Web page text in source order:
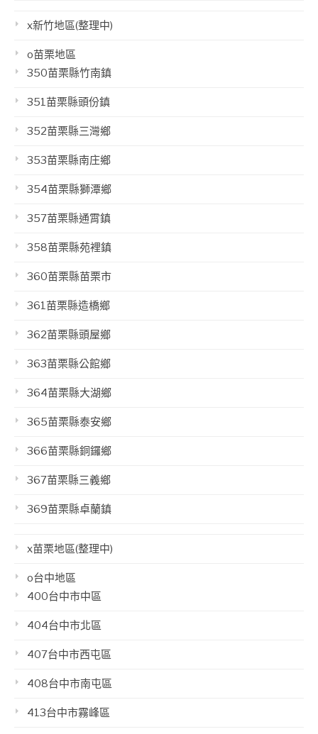
x新竹地區(整理中)
o苗栗地區
350苗栗縣竹南鎮
351苗栗縣頭份鎮
352苗栗縣三灣鄉
353苗栗縣南庄鄉
354苗栗縣獅潭鄉
357苗栗縣通霄鎮
358苗栗縣苑裡鎮
360苗栗縣苗栗市
361苗栗縣造橋鄉
362苗栗縣頭屋鄉
363苗栗縣公館鄉
364苗栗縣大湖鄉
365苗栗縣泰安鄉
366苗栗縣銅鑼鄉
367苗栗縣三義鄉
369苗栗縣卓蘭鎮
x苗栗地區(整理中)
o台中地區
400台中市中區
404台中市北區
407台中市西屯區
408台中市南屯區
413台中市霧峰區